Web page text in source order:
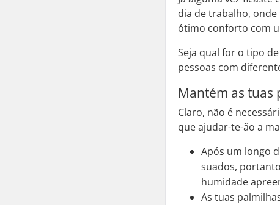
dia de trabalho,
ótimo conforto com
Seja qual for o tipo
pessoas com
Mantém as
Claro, não é
que ajudar-te-ão a
Após um longo
suados,
humidade
As tuas